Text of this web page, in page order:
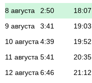
8 августа
2:50 18:07
9 августа
3:41 19:03
10 августа 4:39 19:52
11 августа 5:41 20:35
12 августа 6:46 21:12